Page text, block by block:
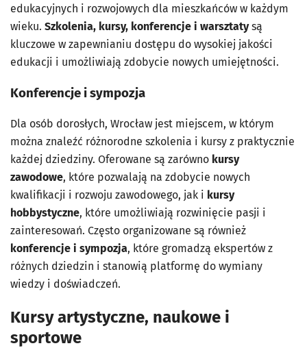
edukacyjnych i rozwojowych dla mieszkańców w każdym
wieku. Szkolenia, kursy, konferencje i warsztatysą
kluczowe w zapewnianiu dostępu do wysokiej jakości
edukacji i umożliwiają zdobycie nowych umiejętności.
Konferencje i sympozja
Dla osób dorosłych, Wrocław jest miejscem, w którym
można znaleźć różnorodne szkolenia i kursy z praktycznie
każdej dziedziny. Oferowane są zarówno kursy
zawodowe, które pozwalają na zdobycie nowych
kwalifikacji i rozwoju zawodowego, jak i kursy
hobbystyczne, które umożliwiają rozwinięcie pasji i
zainteresowań. Często organizowane są również
konferencje i sympozja, które gromadzą ekspertów z
różnych dziedzin i stanowią platformę do wymiany
wiedzy i doświadczeń.
Kursy artystyczne, naukowe i
sportowe